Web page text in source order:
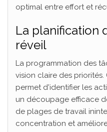
optimal entre effort et
La planification
réveil
La programmation des
vision claire des
permet d'identifier les
un découpage efficace
de plages de travail
concentration et